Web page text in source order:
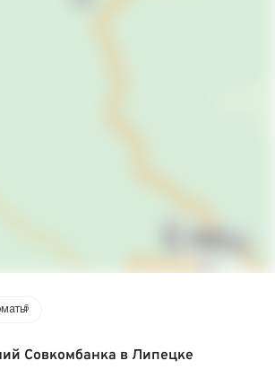
6
Совкомбанка в Липецке